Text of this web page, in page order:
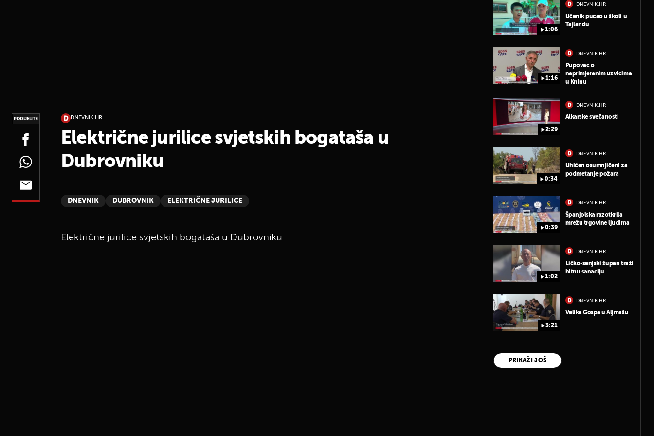
PODIJELITE DNEVNIK.HR
Električne jurilice svjetskih bogataša u
Dubrovniku
DNEVNIK DUBROVNIK ELEKTRIČNE JURILICE
Električne jurilice svjetskih bogataša u Dubrovniku
1:06
DNEVNIK.HR
Učenik pucao u školi u
Tajlandu
1:16
DNEVNIK.HR
Pupovac o
neprimjerenim uzvicima
u Kninu
2:29
DNEVNIK.HR
Alkarske svečanosti
0:34
DNEVNIK.HR
Uhićen osumnjičeni za
podmetanje požara
0:39
DNEVNIK.HR
Španjolska razotkrila
mrežu trgovine ljudima
1:02
DNEVNIK.HR
Ličko-senjski župan traži
hitnu sanaciju
3:21
DNEVNIK.HR
Velika Gospa u Aljmašu
PRIKAŽI JOŠ